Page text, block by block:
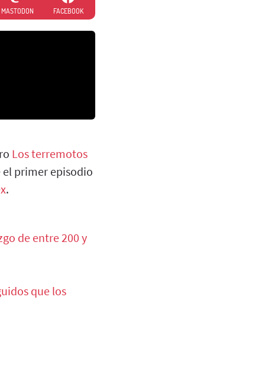
MASTODON FACEBOOK
Los terremotos
primer episodio
.
de entre 200 y
que los